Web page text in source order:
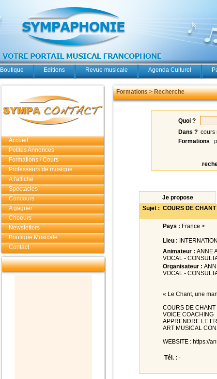
Boutique Editions Revue musicale Agenda Culturel
Accueil
Petites Annonces
Formations / Cours
Professeurs de musique
A l'affiche
Spectacles
Concours
A gagner
Choeurs
Newsletters
Boutique Musicale
Contact
Formations > Recherche
Quoi ?
Dans ? cours
Formations
Je propose
Sujet : COURS DE CHANT
Pays : France >
Lieu :
Animateur : ANNE
VOCAL -
Organisateur :
VOCAL -
« Le Chant, une
COURS DE CHANT
VOICE COACHING
APPRENDRE LE
ART MUSICAL
WEBSITE : https://
Tél. : -